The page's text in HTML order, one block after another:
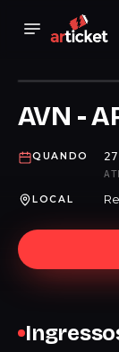
AVN -
QUANDO
LOCAL